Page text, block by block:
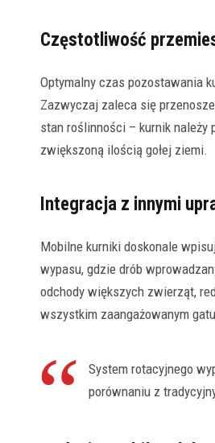
Częstotliwość
Optymalny czas pozostawania
Zazwyczaj zaleca się
stan roślinności – kurnik
zwiększoną ilością gołej ziemi.
Integracja z innymi
Mobilne kurniki doskonale
wypasu, gdzie drób
odchody większych zwierząt,
wszystkim zaangażowanym
System rotacyjnego
porównaniu z